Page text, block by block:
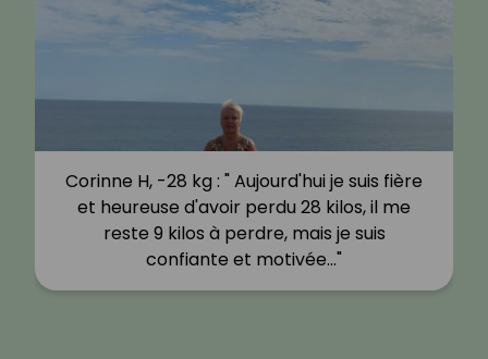
Corinne H, -28 kg : " Aujourd'hui je suis fière
et heureuse d'avoir perdu 28 kilos, il me
reste 9 kilos à perdre, mais je suis
confiante et motivée…"